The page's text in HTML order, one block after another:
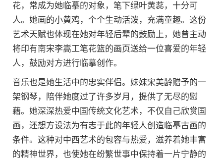
花，常成为她临摹的对象，笔下绿叶黄蕊，十分可
人。她画的小黄鸡，个个生动活泼，充满童趣。这份
艺术天赋也体现在她对年轻后辈的鼓励上，她曾主动
将印有南宋李嵩工笔花篮的画页送给一位喜爱的年轻
人，鼓励对方进行临摹创作。
音乐也是她生活中的忠实伴侣。妹妹宋美龄赠予的一
架钢琴，陪伴她度过了许多岁月，提供了无尽的慰
藉。她深深热爱中国传统文化艺术，不仅自己欣赏国
画，还想方设法为有志于此的年轻人创造临摹古画的
条件。这种对中西艺术的包容与热爱，滋养着她丰富
的精神世界，也使她在纷繁世事中保持着一片宁静的